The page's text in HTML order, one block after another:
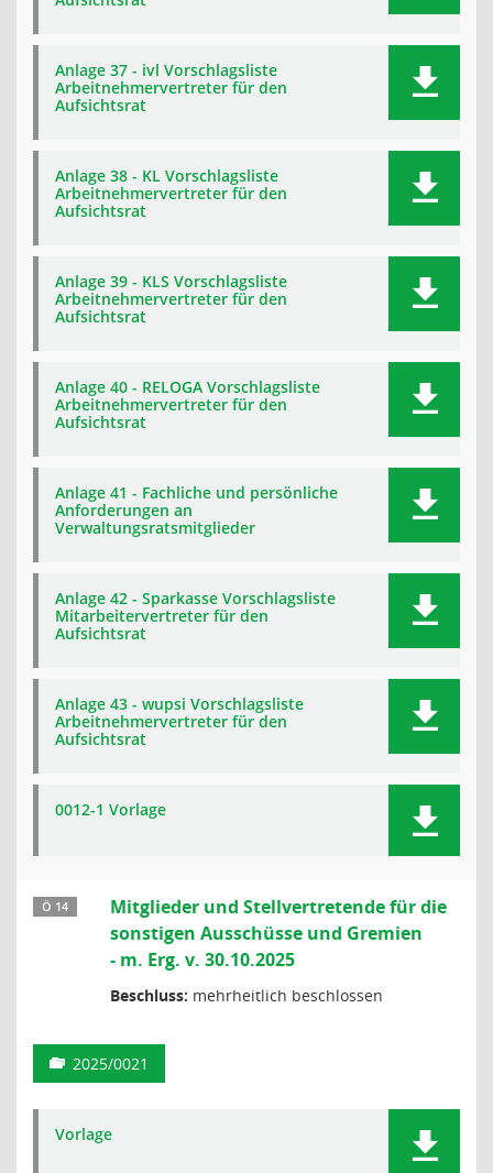
Anlage 37 - ivl Vorschlagsliste
Arbeitnehmervertreter für den
Aufsichtsrat
Anlage 38 - KL Vorschlagsliste
Arbeitnehmervertreter für den
Aufsichtsrat
Anlage 39 - KLS Vorschlagsliste
Arbeitnehmervertreter für den
Aufsichtsrat
Anlage 40 - RELOGA Vorschlagsliste
Arbeitnehmervertreter für den
Aufsichtsrat
Anlage 41 - Fachliche und persönliche
Anforderungen an
Verwaltungsratsmitglieder
Anlage 42 - Sparkasse Vorschlagsliste
Mitarbeitervertreter für den
Aufsichtsrat
Anlage 43 - wupsi Vorschlagsliste
Arbeitnehmervertreter für den
Aufsichtsrat
0012-1 Vorlage
Ö 14
Mitglieder und Stellvertretende für die
sonstigen Ausschüsse und Gremien
- m. Erg. v. 30.10.2025
Beschluss: mehrheitlich beschlossen
2025/0021
Vorlage